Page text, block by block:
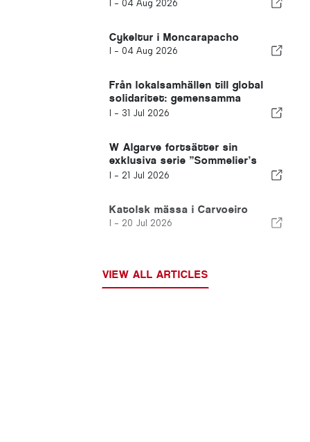
I - 04 Aug 2026
Cykeltur i Moncarapacho
I - 04 Aug 2026
Från lokalsamhällen till global
solidaritet: gemensamma
insatser efter jordbävningarna i
I - 31 Jul 2026
W Algarve fortsätter sin
exklusiva serie ”Sommelier’s
Table” med Buçaco
I - 21 Jul 2026
Katolsk mässa i Carvoeiro
I - 20 Jul 2026
VIEW ALL ARTICLES